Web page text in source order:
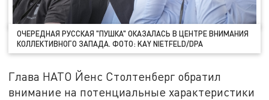
ОЧЕРЕДНАЯ РУССКАЯ "ПУШКА" ОКАЗАЛАСЬ В ЦЕНТРЕ ВНИМАНИЯ
КОЛЛЕКТИВНОГО ЗАПАДА. ФОТО: KAY NIETFELD/DPA
Глава НАТО Йенс Столтенберг обратил
внимание на потенциальные характеристики